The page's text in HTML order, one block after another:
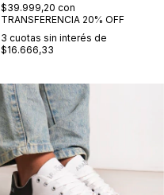
$39.999,20 con
TRANSFERENCIA 20% OFF
3 cuotas sin interés de
$16.666,33